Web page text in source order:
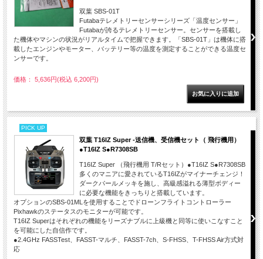
双葉 SBS-01T
Futabaテレメトリーセンサーシリーズ「温度センサー」
Futabaが誇るテレメトリーセンサー。センサーを搭載し
た機体やマシンの状況がリアルタイムで把握できます。「SBS-01T」は機体に搭
載したエンジンやモーター、バッテリー等の温度を測定することができる温度セ
ンサーです。
価格： 5,636円(税込 6,200円)
PICK UP
双葉 T16IZ Super -送信機、受信機セット（ 飛行機用）
●T16IZ S●R7308SB
T16IZ Super （飛行機用 T/Rセット）●T16IZ S●R7308SB
多くのマニアに愛されているT16IZがマイナーチェンジ！
ダークパールメッキを施し、高級感溢れる薄型ボディー
に必要な機能をきっちりと搭載しています。
オプションのSBS-01MLを使用することでドローンフライトコントローラー
Pixhawkのステータスのモニターが可能です。
T16IZ Superはそれぞれの機能をリーズナブルに上級機と同等に使いこなすこと
を可能にした自信作です。
●2.4GHz FASSTest、FASST-マルチ、FASST-7ch、S-FHSS、T-FHSS Air方式対
応